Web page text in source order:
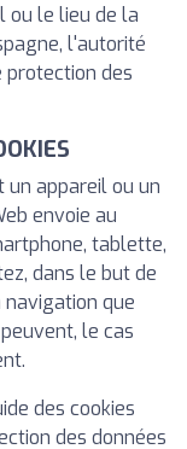
ou le lieu de la
l'autorité
des
un appareil ou un
envoie au
tablette,
dans le but de
que
le cas
des cookies
des données